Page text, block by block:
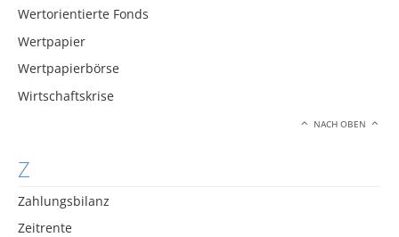
Wertorientierte Fonds
Wertpapier
Wertpapierbörse
Wirtschaftskrise
NACH OBEN
Z
Zahlungsbilanz
Zeitrente